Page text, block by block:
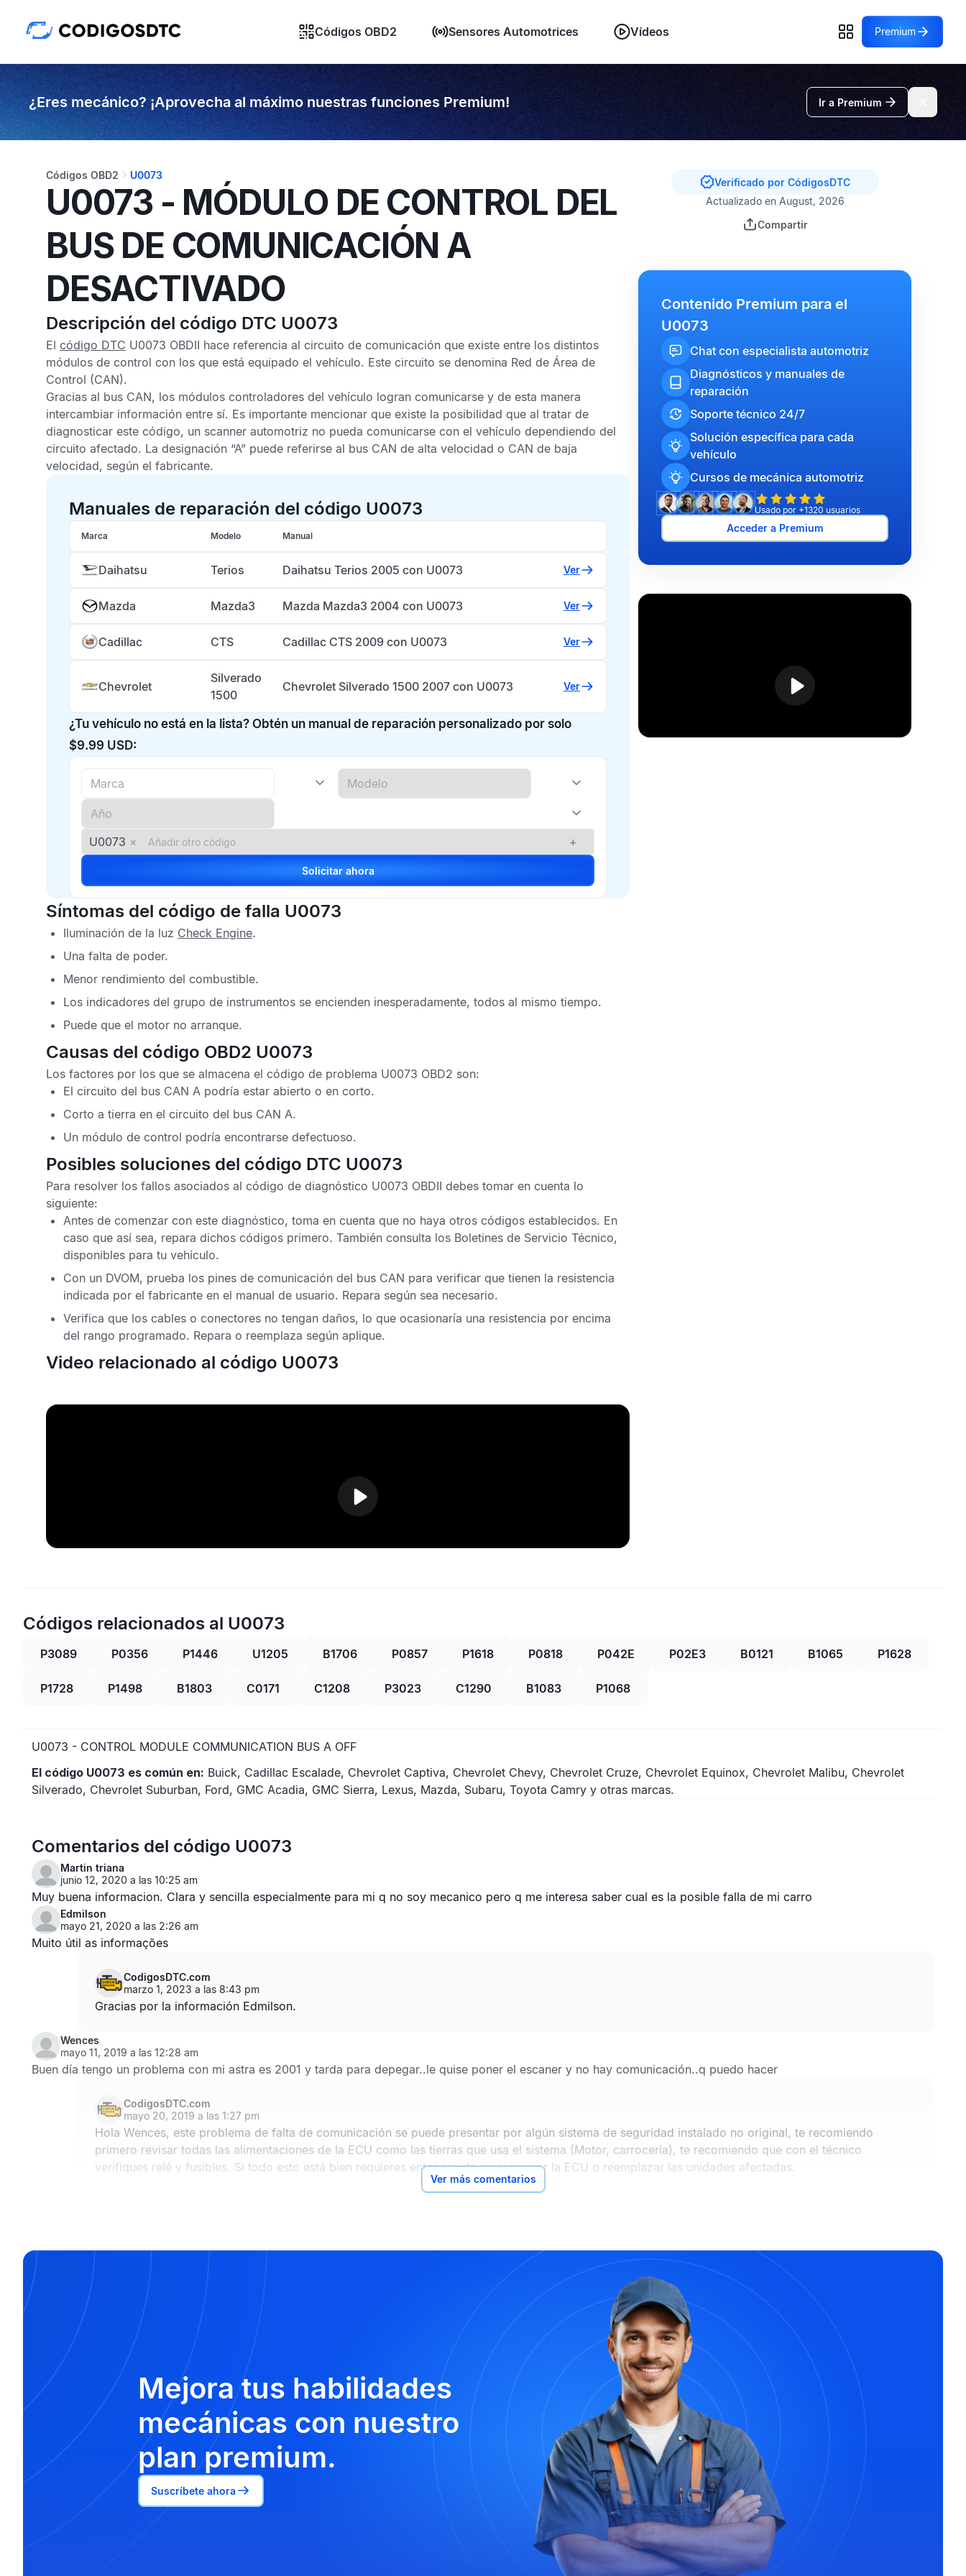
Códigos OBD2 Sensores Automotrices Vídeos Premium
¿Eres mecánico? ¡Aprovecha al máximo nuestras funciones Premium! Ir a Premium
Códigos OBD2 U0073
U0073 - MÓDULO DE CONTROL DEL
BUS DE COMUNICACIÓN A
DESACTIVADO
Descripción del código DTC U0073
El código DTC U0073 OBDII hace referencia al circuito de comunicación que existe entre los distintos
módulos de control con los que está equipado el vehículo. Este circuito se denomina Red de Área de
Control (CAN).
Gracias al bus CAN, los módulos controladores del vehículo logran comunicarse y de esta manera
intercambiar información entre sí. Es importante mencionar que existe la posibilidad que al tratar de
diagnosticar este código, un scanner automotriz no pueda comunicarse con el vehículo dependiendo del
circuito afectado. La designación “A” puede referirse al bus CAN de alta velocidad o CAN de baja
velocidad, según el fabricante.
Manuales de reparación del código U0073
Marca Modelo Manual
Daihatsu Terios Daihatsu Terios 2005 con U0073 Ver
Mazda Mazda3 Mazda Mazda3 2004 con U0073 Ver
Cadillac CTS Cadillac CTS 2009 con U0073 Ver
Chevrolet
Silverado
1500
Chevrolet Silverado 1500 2007 con U0073 Ver
¿Tu vehículo no está en la lista? Obtén un manual de reparación personalizado por solo
$9.99 USD:
U0073 × +
Solicitar ahora
Síntomas del código de falla U0073
Iluminación de la luz Check Engine.
Una falta de poder.
Menor rendimiento del combustible.
Los indicadores del grupo de instrumentos se encienden inesperadamente, todos al mismo tiempo.
Puede que el motor no arranque.
Causas del código OBD2 U0073
Los factores por los que se almacena el código de problema U0073 OBD2 son:
El circuito del bus CAN A podría estar abierto o en corto.
Corto a tierra en el circuito del bus CAN A.
Un módulo de control podría encontrarse defectuoso.
Posibles soluciones del código DTC U0073
Para resolver los fallos asociados al código de diagnóstico U0073 OBDII debes tomar en cuenta lo
siguiente:
Antes de comenzar con este diagnóstico, toma en cuenta que no haya otros códigos establecidos. En
caso que así sea, repara dichos códigos primero. También consulta los Boletines de Servicio Técnico,
disponibles para tu vehículo.
Con un DVOM, prueba los pines de comunicación del bus CAN para verificar que tienen la resistencia
indicada por el fabricante en el manual de usuario. Repara según sea necesario.
Verifica que los cables o conectores no tengan daños, lo que ocasionaría una resistencia por encima
del rango programado. Repara o reemplaza según aplique.
Video relacionado al código U0073
Verificado por CódigosDTC
Actualizado en August, 2026
Compartir
Contenido Premium para el
U0073
Chat con especialista automotriz
Diagnósticos y manuales de
reparación
Soporte técnico 24/7
Solución específica para cada
vehículo
Cursos de mecánica automotriz
Usado por +1320 usuarios
Acceder a Premium
Códigos relacionados al U0073
P3089 P0356 P1446 U1205 B1706 P0857 P1618 P0818 P042E P02E3 B0121 B1065 P1628
P1728 P1498 B1803 C0171 C1208 P3023 C1290 B1083 P1068
U0073 - CONTROL MODULE COMMUNICATION BUS A OFF
El código U0073 es común en: Buick, Cadillac Escalade, Chevrolet Captiva, Chevrolet Chevy, Chevrolet Cruze, Chevrolet Equinox, Chevrolet Malibu, Chevrolet
Silverado, Chevrolet Suburban, Ford, GMC Acadia, GMC Sierra, Lexus, Mazda, Subaru, Toyota Camry y otras marcas.
Comentarios del código U0073
Martin triana
junio 12, 2020 a las 10:25 am
Muy buena informacion. Clara y sencilla especialmente para mi q no soy mecanico pero q me interesa saber cual es la posible falla de mi carro
Edmilson
mayo 21, 2020 a las 2:26 am
Muito útil as informações
CodigosDTC.com
marzo 1, 2023 a las 8:43 pm
Gracias por la información Edmilson.
Wences
mayo 11, 2019 a las 12:28 am
Buen día tengo un problema con mi astra es 2001 y tarda para depegar..le quise poner el escaner y no hay comunicación..q puedo hacer
CodigosDTC.com
mayo 20, 2019 a las 1:27 pm
Hola Wences, este problema de falta de comunicación se puede presentar por algún sistema de seguridad instalado no original, te recomiendo
primero revisar todas las alimentaciones de la ECU como las tierras que usa el sistema (Motor, carrocería), te recomiendo que con el técnico
verifiques relé y fusibles. Si todo esto está bien requieres entonces de reprogramar la ECU o reemplazar las unidades afectadas.
Ver más comentarios
Mejora tus habilidades
mecánicas con nuestro
plan premium.
Suscríbete ahora